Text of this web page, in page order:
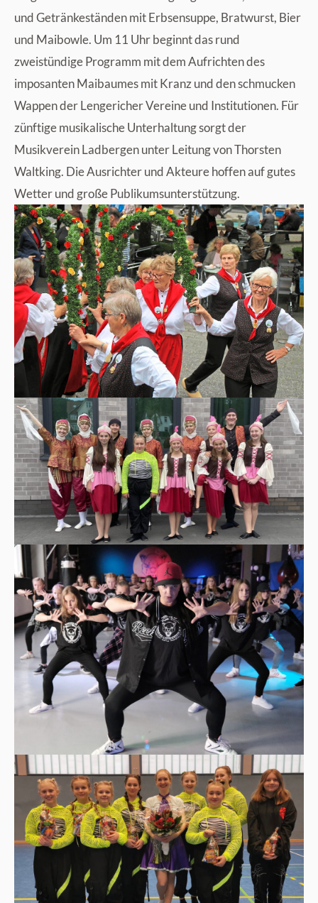
und Getränkeständen mit Erbsensuppe, Bratwurst, Bier
und Maibowle. Um 11 Uhr beginnt das rund
zweistündige Programm mit dem Aufrichten des
imposanten Maibaumes mit Kranz und den schmucken
Wappen der Lengericher Vereine und Institutionen. Für
zünftige musikalische Unterhaltung sorgt der
Musikverein Ladbergen unter Leitung von Thorsten
Waltking. Die Ausrichter und Akteure hoffen auf gutes
Wetter und große Publikumsunterstützung.